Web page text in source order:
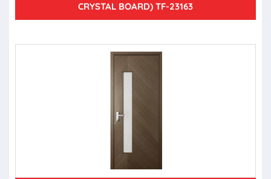
CRYSTAL BOARD) TF-23163